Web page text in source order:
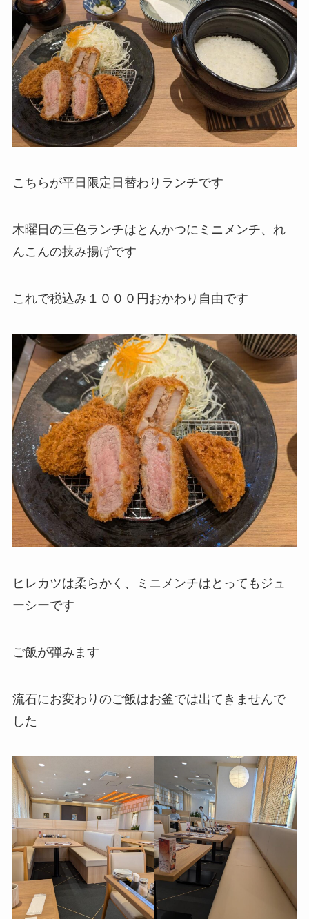
こちらが平日限定日替わりランチです
木曜日の三色ランチはとんかつにミニメンチ、れ
んこんの挟み揚げです
これで税込み１０００円おかわり自由です
ヒレカツは柔らかく、ミニメンチはとってもジュ
ーシーです
ご飯が弾みます
流石にお変わりのご飯はお釜では出てきませんで
した